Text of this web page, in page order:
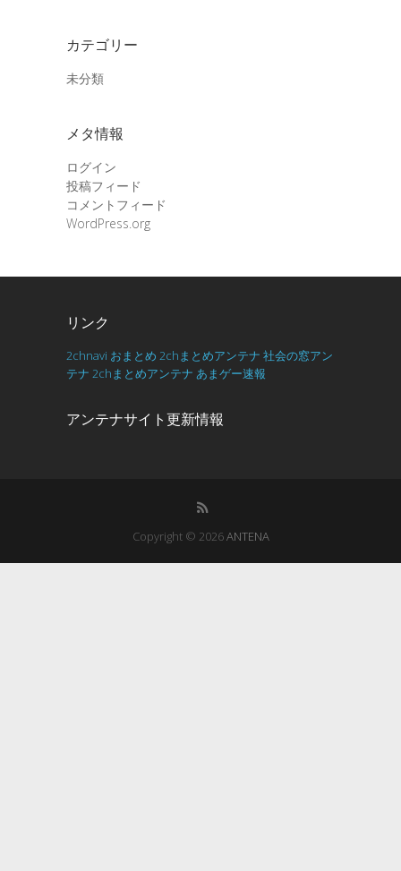
カテゴリー
未分類
メタ情報
ログイン
投稿フィード
コメントフィード
WordPress.org
リンク
2chnavi おまとめ 2chまとめアンテナ 社会の窓アン
テナ 2chまとめアンテナ あまゲー速報
アンテナサイト更新情報
Copyright © 2026ANTENA